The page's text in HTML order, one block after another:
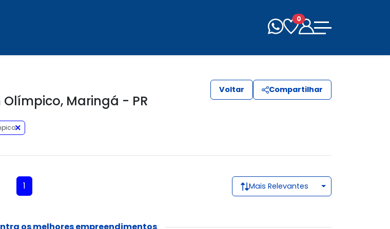
0
Maringá - PR
Voltar Compartilhar
1 Mais Relevantes